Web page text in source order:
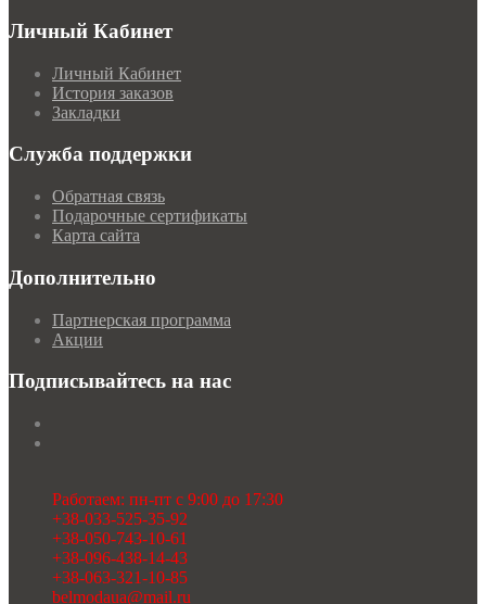
Личный Кабинет
Личный Кабинет
История заказов
Закладки
Служба поддержки
Обратная связь
Подарочные сертификаты
Карта сайта
Дополнительно
Партнерская программа
Акции
Подписывайтесь на нас
Работаем: пн-пт с 9:00 до 17:30
+38-033-525-35-92
+38-050-743-10-61
+38-096-438-14-43
+38-063-321-10-85
belmodaua@mail.ru